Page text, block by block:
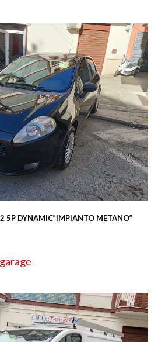
5P DYNAMIC”IMPIANTO METANO”